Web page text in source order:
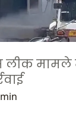
लीक मामले